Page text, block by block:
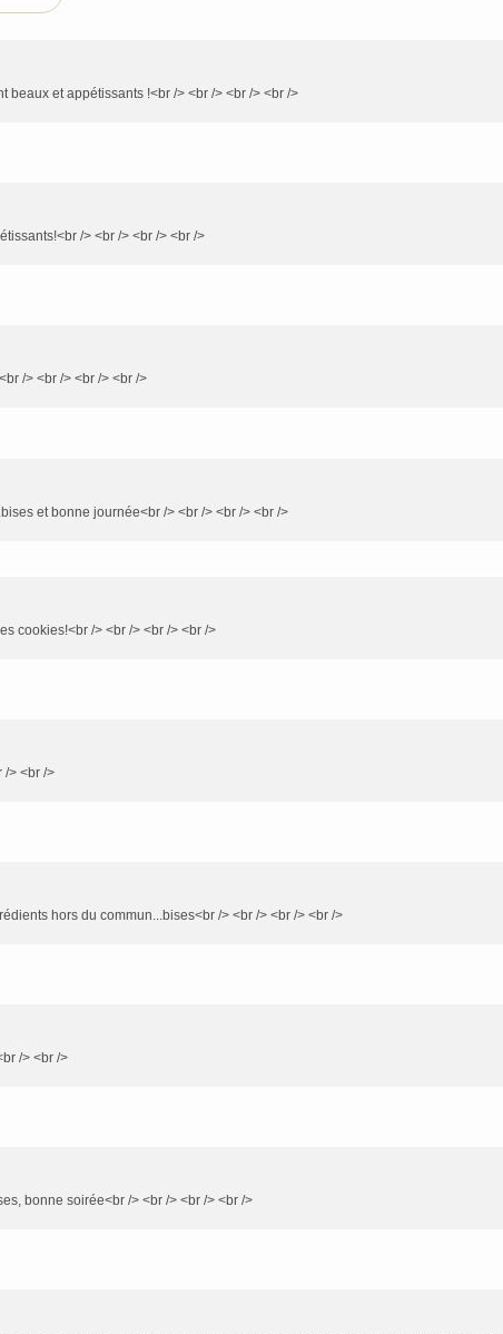
beaux et appétissants !<br /> <br /> <br /> <br />
/> <br /> <br /> <br />
/> <br /> <br /> <br />
et bonne journée<br /> <br /> <br /> <br />
cookies!<br /> <br /> <br /> <br />
/> <br />
hors du commun...bises<br /> <br /> <br /> <br />
/> <br />
bonne soirée<br /> <br /> <br /> <br />